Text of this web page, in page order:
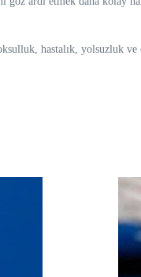
hastalık, yolsuzluk ve